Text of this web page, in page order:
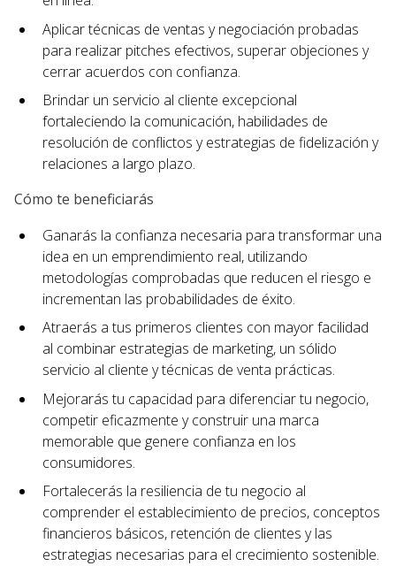
Aplicar técnicas de ventas y negociación probadas
para realizar pitches efectivos, superar objeciones y
cerrar acuerdos con confianza.
Brindar un servicio al cliente excepcional
fortaleciendo la comunicación, habilidades de
resolución de conflictos y estrategias de fidelización y
relaciones a largo plazo.
Cómo te beneficiarás
Ganarás la confianza necesaria para transformar una
idea en un emprendimiento real, utilizando
metodologías comprobadas que reducen el riesgo e
incrementan las probabilidades de éxito.
Atraerás a tus primeros clientes con mayor facilidad
al combinar estrategias de marketing, un sólido
servicio al cliente y técnicas de venta prácticas.
Mejorarás tu capacidad para diferenciar tu negocio,
competir eficazmente y construir una marca
memorable que genere confianza en los
consumidores.
Fortalecerás la resiliencia de tu negocio al
comprender el establecimiento de precios, conceptos
financieros básicos, retención de clientes y las
estrategias necesarias para el crecimiento sostenible.